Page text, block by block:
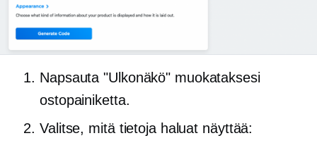
Napsauta "Ulkonäkö" muokataksesi
ostopainiketta.
Valitse, mitä tietoja haluat näyttää: